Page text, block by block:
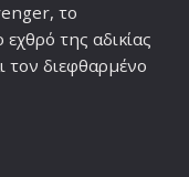
το
της αδικίας
τον διεφθαρμένο